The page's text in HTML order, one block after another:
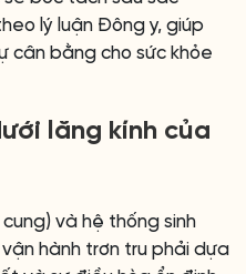
lý luận Đông y, giúp
cân bằng cho sức khỏe
lăng kính của
và hệ thống sinh
hành trơn tru phải dựa